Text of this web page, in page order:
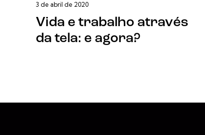
3 de abril de 2020
Vida e trabalho através
da tela: e agora?